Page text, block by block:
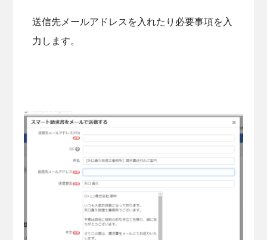
送信先メールアドレスを入れたり必要事項を入
力します。